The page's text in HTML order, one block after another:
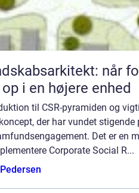
når
i en højere enhed
til CSR-pyramiden og
der har vundet
Det er en
Corporate Social R...